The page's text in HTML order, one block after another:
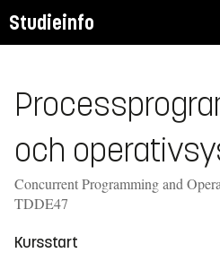
Studieinfo
och
Concurrent Programming and
TDDE47
Kursstart